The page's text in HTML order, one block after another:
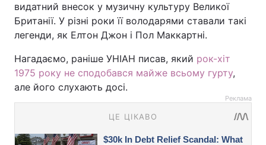
видатний внесок у музичну культуру Великої
Британії. У різні роки її володарями ставали такі
легенди, як Елтон Джон і Пол Маккартні.
Нагадаємо, раніше УНІАН писав, який рок-хіт
1975 року не сподобався майже всьому гурту,
але його слухають досі.
Реклама